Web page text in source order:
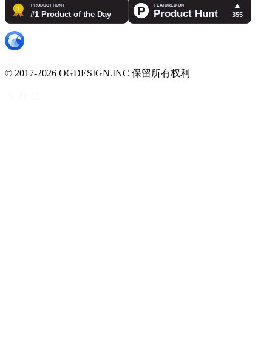
© 2017-2026 OGDESIGN.INC 保留所有权利